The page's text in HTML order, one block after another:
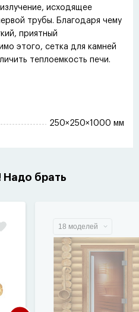
исходящее
трубы. Благодаря чему
приятный
этого, сетка для камней
теплоемкость печи.
250×250×1000 мм
Надо брать
18 моделей